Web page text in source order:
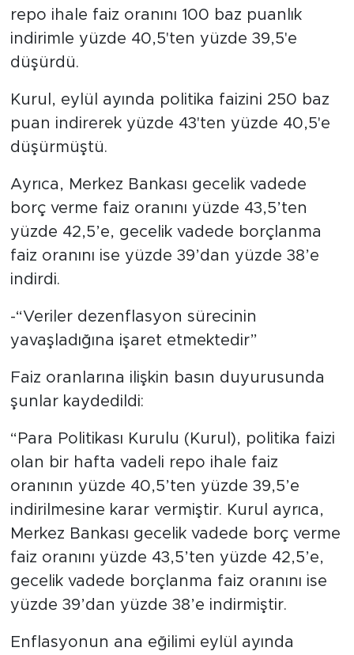
repo ihale faiz oranını 100 baz puanlık
indirimle yüzde 40,5'ten yüzde 39,5'e
düşürdü.
Kurul, eylül ayında politika faizini 250 baz
puan indirerek yüzde 43'ten yüzde 40,5'e
düşürmüştü.
Ayrıca, Merkez Bankası gecelik vadede
borç verme faiz oranını yüzde 43,5’ten
yüzde 42,5’e, gecelik vadede borçlanma
faiz oranını ise yüzde 39’dan yüzde 38’e
indirdi.
-“Veriler dezenflasyon sürecinin
yavaşladığına işaret etmektedir”
Faiz oranlarına ilişkin basın duyurusunda
şunlar kaydedildi:
“Para Politikası Kurulu (Kurul), politika faizi
olan bir hafta vadeli repo ihale faiz
oranının yüzde 40,5’ten yüzde 39,5’e
indirilmesine karar vermiştir. Kurul ayrıca,
Merkez Bankası gecelik vadede borç verme
faiz oranını yüzde 43,5’ten yüzde 42,5’e,
gecelik vadede borçlanma faiz oranını ise
yüzde 39’dan yüzde 38’e indirmiştir.
Enflasyonun ana eğilimi eylül ayında